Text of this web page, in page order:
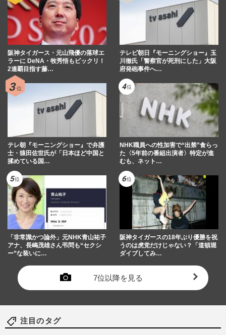
阪神タイガース・元山飛優の落球エ
ラーに DeNA・牧秀悟もビックリ！
2連覇目指す藤…
テレビ朝日『モーニングショー』玉
川徹氏「警察官が死刑にした」大阪
府発砲事件へ…
テレ朝『モーニングショー』で弁護
士・猿田佐世氏が「日本ほど中国と
揉めている国…
NHK職員への性加害で“出禁”食らっ
た〈5年前の番組出演者〉特定が進
むも、ネット…
「非常識かつ論外」元NHK青山祐子
アナ、長嶋茂雄さん弔問も“セクシ
ー”な装いに…
阪神タイガースの18年ぶり優勝を祝
うのは虎党だけじゃない？「道頓堀
ダイブしてみ…
7位以降を見る
注目のタグ